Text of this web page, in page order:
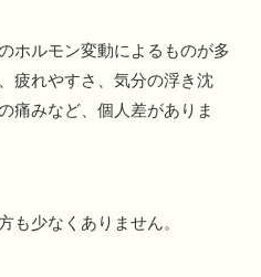
ホルモン変動によるものが多
疲れやすさ、気分の浮き沈
痛みなど、個人差がありま
も少なくありません。